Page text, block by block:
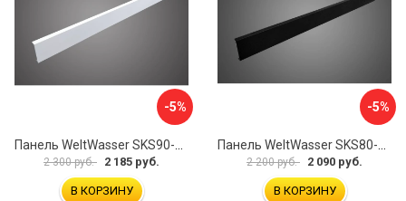
-5%
Панель WeltWasser SKS90-WT 10000004395
2 300 руб. 2 185 руб.
В КОРЗИНУ
-5%
Панель WeltWasser SKS80-BL 10000004423
2 200 руб. 2 090 руб.
В КОРЗИНУ